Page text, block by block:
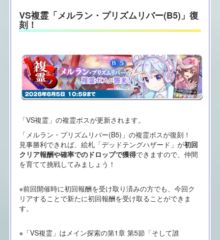
VS複霊「メルラン・プリズムリバー(B5)」復
刻！
「VS複霊」の複霊ボスが更新されます。
「メルラン・プリズムリバー(B5)」の複霊ボスが復刻！
見事勝利できれば、絵札「デッドテングハザード」が初回
クリア報酬や確率でのドロップで獲得できますので、仲間
を育てて挑戦してみましょう！
※前回開催時に初回報酬を受け取り済みの方でも、今回ク
リアすることで新たに初回報酬を受け取ることができま
す。
※「VS複霊」はメイン探索の第1章 第5節「そして誰